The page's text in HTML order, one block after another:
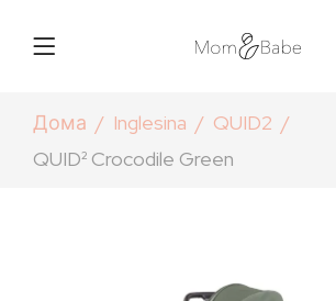
Дома Inglesina
QUID2
QUID² Crocodile Green